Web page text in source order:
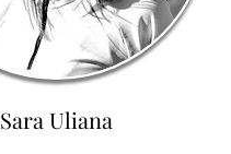
Sara Uliana